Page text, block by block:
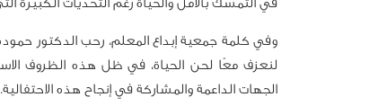
في التمسك بالأمل والحياة رغم التحديات
وفي كلمة جمعية إبداع المعلم، رحب الدكتور
لنعزف معًا لحن الحياة، في ظل هذه الظروف
الجهات الداعمة والمشاركة في إنجاح هذه الاحتفالية.